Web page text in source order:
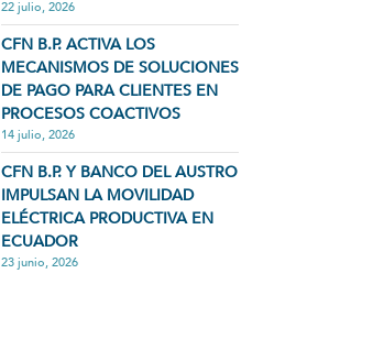
22 julio, 2026
CFN B.P. ACTIVA LOS
MECANISMOS DE SOLUCIONES
DE PAGO PARA CLIENTES EN
PROCESOS COACTIVOS
14 julio, 2026
CFN B.P. Y BANCO DEL AUSTRO
IMPULSAN LA MOVILIDAD
ELÉCTRICA PRODUCTIVA EN
ECUADOR
23 junio, 2026